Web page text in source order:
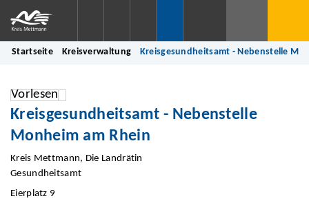
Startseite Kreisverwaltung Kreisgesundheitsamt - Nebenstelle
Vorlesen
Kreisgesundheitsamt - Nebenstelle
Monheim am Rhein
Kreis Mettmann, Die Landrätin
Gesundheitsamt
Eierplatz 9